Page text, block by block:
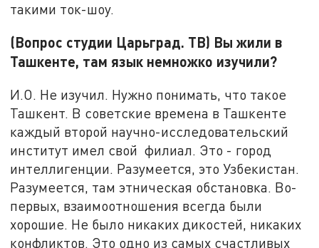
такими ток-шоу.
(Вопрос студии Царьград. ТВ) Вы жили в
Ташкенте, там язык немножко изучили?
И.О. Не изучил. Нужно понимать, что такое
Ташкент. В советские времена в Ташкенте
каждый второй научно-исследовательский
институт имел свой филиал. Это - город
интеллигенции. Разумеется, это Узбекистан.
Разумеется, там этническая обстановка. Во-
первых, взаимоотношения всегда были
хорошие. Не было никаких дикостей, никаких
конфликтов. Это одно из самых счастливых